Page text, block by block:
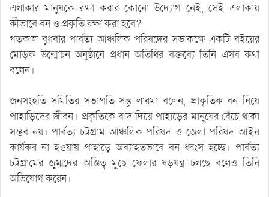
এলাকার মানুষকে রক্ষা করার কোনো উদ্যোগ নেই, সেই এলাকায়
কীভাবে বন ও প্রকৃতি রক্ষা করা হবে?
গতকাল বুধবার পার্বত্য আঞ্চলিক পরিষদের সভাকক্ষে একটি বইয়ের
মোড়ক উন্মোচন অনুষ্ঠানে প্রধান অতিথির বক্তব্যে তিনি এসব কথা
বলেন।
জনসংহতি সমিতির সভাপতি সন্তু লারমা বলেন, প্রাকৃতিক বন নিয়ে
পাহাড়িদের জীবন। প্রকৃতিকে বাদ দিয়ে পাহাড়ের মানুষের বেঁচে থাকা
সম্ভব নয়। পার্বত্য চট্টগ্রাম আঞ্চলিক পরিষদ ও জেলা পরিষদ আইন
কার্যকর না হওয়ায় পাহাড়ে অব্যাহতভাবে বন ধ্বংস হচ্ছে। পার্বত্য
চট্টগ্রামের জুম্মদের অস্তিত্ব মুছে ফেলার ষড়যন্ত্র চলছে বলেও তিনি
অভিযোগ করেন।